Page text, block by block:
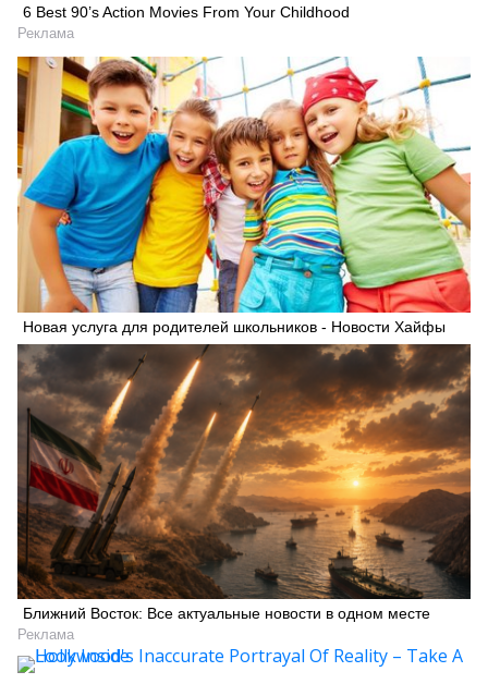
6 Best 90’s Action Movies From Your Childhood
Реклама
Новая услуга для родителей школьников - Новости Хайфы
Ближний Восток: Все актуальные новости в одном месте
Реклама